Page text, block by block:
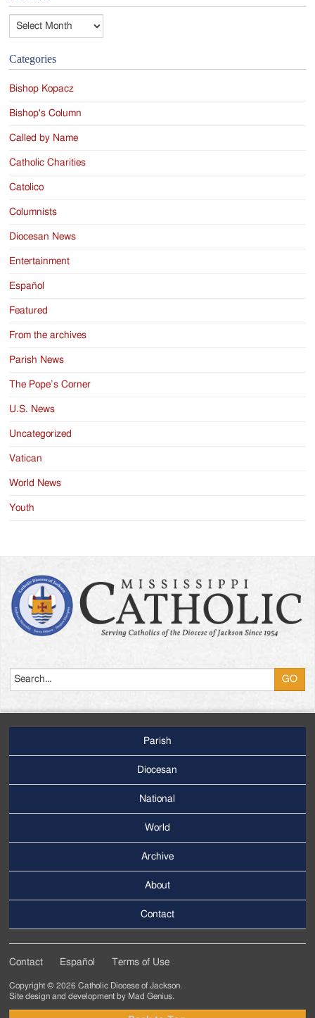
Categories
Bishop Kopacz
Bishop's Column
Called by Name
Catholic Charities
Catolico
Columnists
Diocesan News
Entertainment
Español
Featured
From the archives
Parish News
The Pope’s Corner
U.S. News
Uncategorized
Vatican
World News
Youth
Menu
Parish
Diocesan
National
World
Menu
Archive
About
Contact
Tertiary
Menu
Contact Español Terms of Use
Copyright © 2026 Catholic Diocese of Jackson.
Site design and development by Mad Genius.